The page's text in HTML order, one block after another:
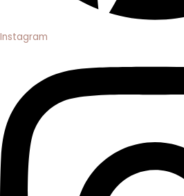
Instagram